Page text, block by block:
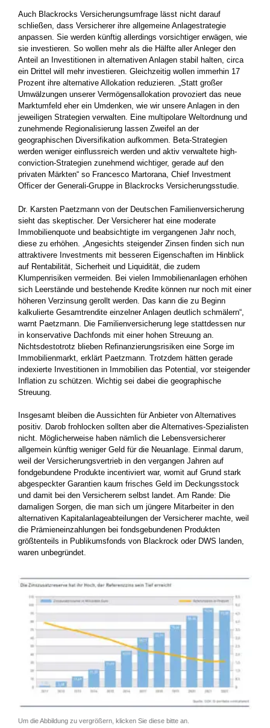
Auch Blackrocks Versicherungsumfrage lässt nicht darauf
schließen, dass Versicherer ihre allgemeine Anlagestrategie
anpassen. Sie werden künftig allerdings vorsichtiger erwägen, wie
sie investieren. So wollen mehr als die Hälfte aller Anleger den
Anteil an Investitionen in alternativen Anlagen stabil halten, circa
ein Drittel will mehr investieren. Gleichzeitig wollen immerhin 17
Prozent ihre alternative Allokation reduzieren. „Statt großer
Umwälzungen unserer Vermögensallokation provoziert das neue
Marktumfeld eher ein Umdenken, wie wir unsere Anlagen in den
jeweiligen Strategien verwalten. Eine multipolare Weltordnung und
zunehmende Regionalisierung lassen Zweifel an der
geographischen Diversifikation aufkommen. Beta-Strategien
werden weniger einflussreich werden und aktiv verwaltete high-
conviction-Strategien zunehmend wichtiger, gerade auf den
privaten Märkten“ so Francesco Martorana, Chief Investment
Officer der Generali-Gruppe in Blackrocks Versicherungsstudie.
Dr. Karsten Paetzmann von der Deutschen Familienversicherung
sieht das skeptischer. Der Versicherer hat eine moderate
Immobilienquote und beabsichtigte im vergangenen Jahr noch,
diese zu erhöhen. „Angesichts steigender Zinsen finden sich nun
attraktivere Investments mit besseren Eigenschaften im Hinblick
auf Rentabilität, Sicherheit und Liquidität, die zudem
Klumpenrisiken vermeiden. Bei vielen Immobilienanlagen erhöhen
sich Leerstände und bestehende Kredite können nur noch mit einer
höheren Verzinsung gerollt werden. Das kann die zu Beginn
kalkulierte Gesamtrendite einzelner Anlagen deutlich schmälern“,
warnt Paetzmann. Die Familienversicherung lege stattdessen nur
in konservative Dachfonds mit einer hohen Streuung an.
Nichtsdestotrotz blieben Refinanzierungsrisiken eine Sorge im
Immobilienmarkt, erklärt Paetzmann. Trotzdem hätten gerade
indexierte Investitionen in Immobilien das Potential, vor steigender
Inflation zu schützen. Wichtig sei dabei die geographische
Streuung.
Insgesamt bleiben die Aussichten für Anbieter von Alternatives
positiv. Darob frohlocken sollten aber die Alternatives-Spezialisten
nicht. Möglicherweise haben nämlich die Lebensversicherer
allgemein künftig weniger Geld für die Neuanlage. Einmal darum,
weil der Versicherungsvertrieb in den vergangen Jahren auf
fondgebundene Produkte incentiviert war, womit auf Grund stark
abgespeckter Garantien kaum frisches Geld im Deckungsstock
und damit bei den Versicherern selbst landet. Am Rande: Die
damaligen Sorgen, die man sich um jüngere Mitarbeiter in den
alternativen Kapitalanlageabteilungen der Versicherer machte, weil
die Prämieneinzahlungen bei fondsgebundenen Produkten
größtenteils in Publikumsfonds von Blackrock oder DWS landen,
waren unbegründet.
Um die Abbildung zu vergrößern, klicken Sie diese bitte an.